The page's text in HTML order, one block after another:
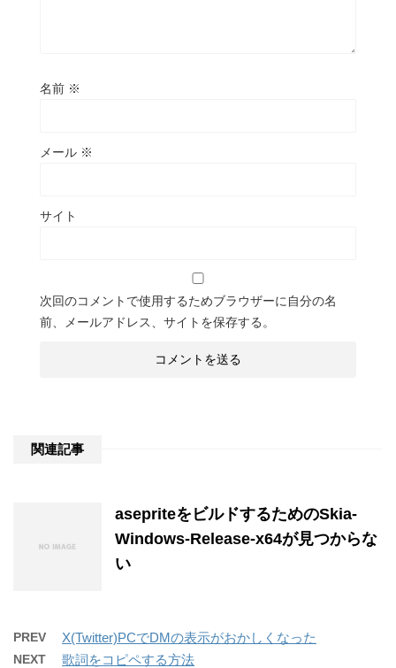
名前 ※
メール ※
サイト
次回のコメントで使用するためブラウザーに自分の名
前、メールアドレス、サイトを保存する。
関連記事
asepriteをビルドするためのSkia-
Windows-Release-x64が見つからな
い
PREV X(Twitter)PCでDMの表示がおかしくなった
NEXT 歌詞をコピペする方法